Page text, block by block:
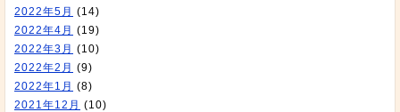
2022年5月 (14)
2022年4月 (19)
2022年3月 (10)
2022年2月 (9)
2022年1月 (8)
2021年12月 (10)